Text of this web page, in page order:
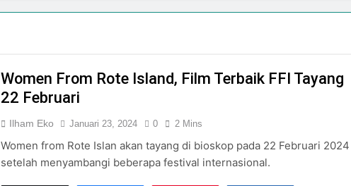
Women From Rote Island, Film Terbaik FFI Tayang
22 Februari
Ilham Eko Januari 23, 2024 0 2 Mins
Women from Rote Islan akan tayang di bioskop pada 22 Februari 2024
setelah menyambangi beberapa festival internasional.